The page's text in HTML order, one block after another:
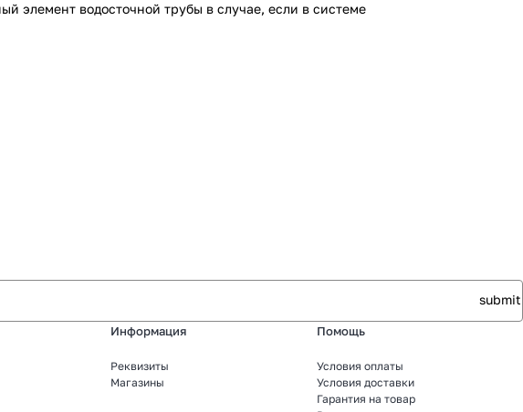
элемент водосточной трубы в случае, если в системе
Информация
Реквизиты
Магазины
Помощь
Условия оплаты
Условия доставки
Гарантия на товар